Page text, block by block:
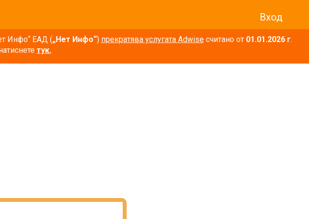
Вход
Инфо“ ЕАД („Нет Инфо“) прекратява услугата Adwiseсчитано от 01.01.2026 г.
тук.